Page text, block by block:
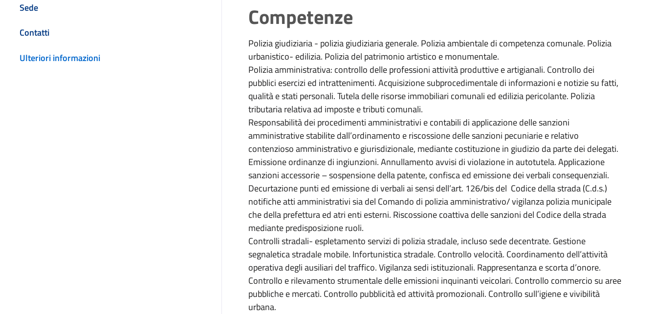
Sede
Contatti
Ulteriori informazioni
Competenze
Polizia giudiziaria - polizia giudiziaria generale. Polizia ambientale di competenza comunale. Polizia
urbanistico- edilizia. Polizia del patrimonio artistico e monumentale.
Polizia amministrativa: controllo delle professioni attività produttive e artigianali. Controllo dei
pubblici esercizi ed intrattenimenti. Acquisizione subprocedimentale di informazioni e notizie su fatti,
qualità e stati personali. Tutela delle risorse immobiliari comunali ed edilizia pericolante. Polizia
tributaria relativa ad imposte e tributi comunali.
Responsabilità dei procedimenti amministrativi e contabili di applicazione delle sanzioni
amministrative stabilite dall’ordinamento e riscossione delle sanzioni pecuniarie e relativo
contenzioso amministrativo e giurisdizionale, mediante costituzione in giudizio da parte dei delegati.
Emissione ordinanze di ingiunzioni. Annullamento avvisi di violazione in autotutela. Applicazione
sanzioni accessorie – sospensione della patente, confisca ed emissione dei verbali consequenziali.
Decurtazione punti ed emissione di verbali ai sensi dell’art. 126/bis del Codice della strada (C.d.s.)
notifiche atti amministrativi sia del Comando di polizia amministrativo/ vigilanza polizia municipale
che della prefettura ed atri enti esterni. Riscossione coattiva delle sanzioni del Codice della strada
mediante predisposizione ruoli.
Controlli stradali- espletamento servizi di polizia stradale, incluso sede decentrate. Gestione
segnaletica stradale mobile. Infortunistica stradale. Controllo velocità. Coordinamento dell’attività
operativa degli ausiliari del traffico. Vigilanza sedi istituzionali. Rappresentanza e scorta d’onore.
Controllo e rilevamento strumentale delle emissioni inquinanti veicolari. Controllo commercio su aree
pubbliche e mercati. Controllo pubblicità ed attività promozionali. Controllo sull’igiene e vivibilità
urbana.